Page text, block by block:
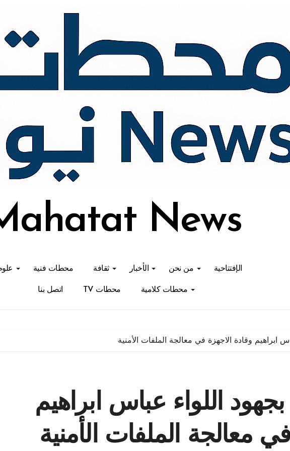
News
الإفتتاحية من نحن الأخبار ثقافة محطات فنية
محطات كلامية محطات TV اتصل بنا
ابراهيم وقادة الاجهزة في معالجة الملفات الأمنية
اللواء عباس ابراهيم
معالجة الملفات الأمنية